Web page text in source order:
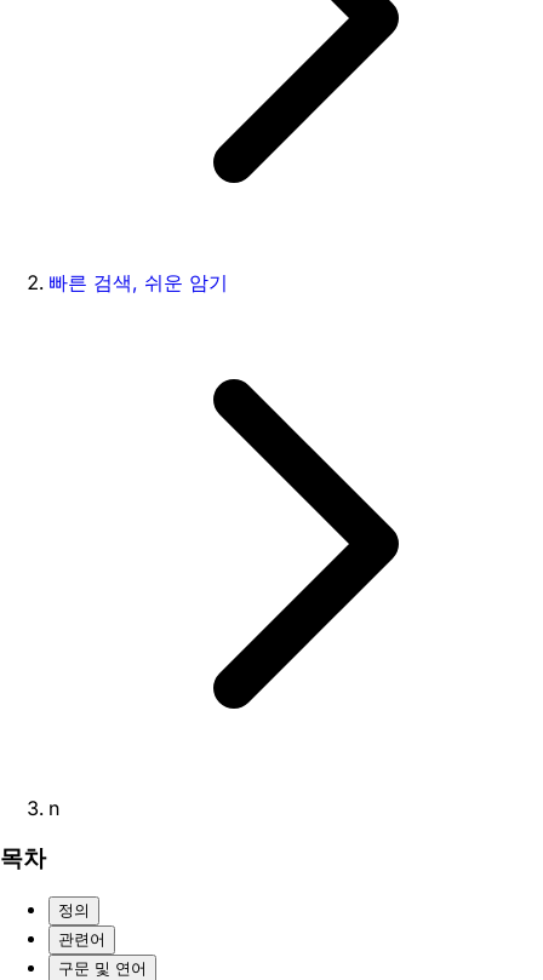
빠른 검색, 쉬운 암기
n
목차
정의
관련어
구문 및 연어